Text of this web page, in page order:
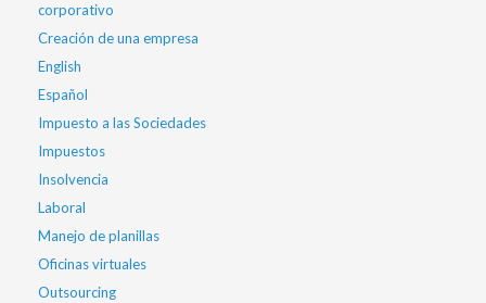
corporativo
Creación de una empresa
English
Español
Impuesto a las Sociedades
Impuestos
Insolvencia
Laboral
Manejo de planillas
Oficinas virtuales
Outsourcing